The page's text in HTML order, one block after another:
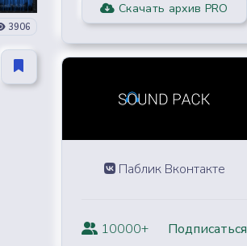
3906
Скачать архив PRO
Паблик Вконтакте
10000+ Подписаться